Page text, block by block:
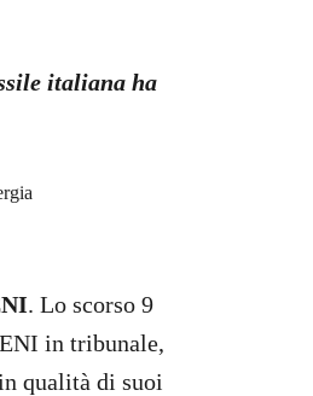
italiana ha
. Lo scorso 9
in tribunale,
qualità di suoi